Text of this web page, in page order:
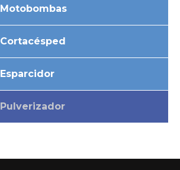
Motobombas
Cortacésped
Esparcidor
Pulverizador